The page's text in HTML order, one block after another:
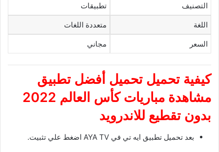
التصنيف تطبيقات
اللغة متعددة اللغات
السعر مجاني
كيفية تحميل تحميل أفضل تطبيق
مشاهدة مباريات كأس العالم 2022
بدون تقطيع للاندرويد
بعد تحميل تطبيق ايه تي في AYA TV اضغط علي تثبيت.